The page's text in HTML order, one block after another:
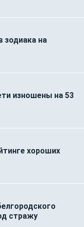
зодиака на
изношены на 53
хороших
стражу